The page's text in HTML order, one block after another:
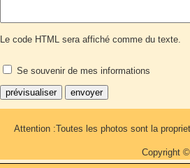
Le code HTML sera affiché comme du texte.
Se souvenir de mes informations
Attention :Toutes les photos sont la
Copyright